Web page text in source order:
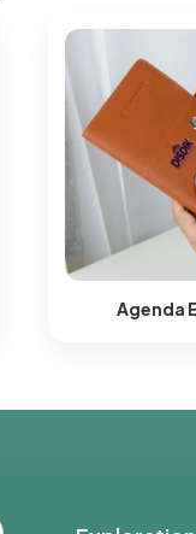
Agenda